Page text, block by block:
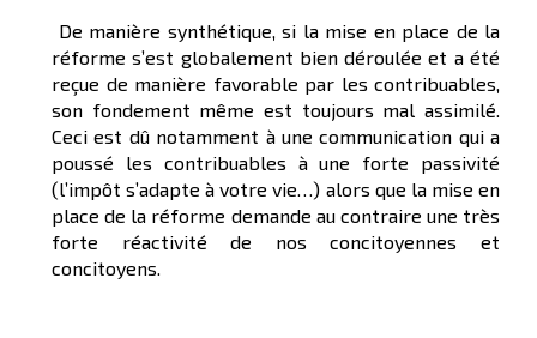
De manière synthétique, si la mise en place de la
réforme s’est globalement bien déroulée et a été
reçue de manière favorable par les contribuables,
son fondement même est toujours mal assimilé.
Ceci est dû notamment à une communication qui a
poussé les contribuables à une forte passivité
(l’impôt s’adapte à votre vie…) alors que la mise en
place de la réforme demande au contraire une très
forte réactivité de nos concitoyennes et
concitoyens.